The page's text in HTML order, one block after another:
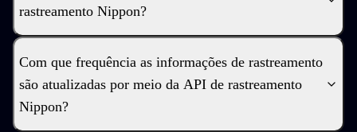
rastreamento Nippon?
Com que frequência as informações de rastreamento
são atualizadas por meio da API de rastreamento
Nippon?